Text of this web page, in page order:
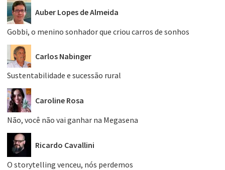
Auber Lopes de Almeida
Gobbi, o menino sonhador que criou carros de sonhos
Carlos Nabinger
Sustentabilidade e sucessão rural
Caroline Rosa
Não, você não vai ganhar na Megasena
Ricardo Cavallini
O storytelling venceu, nós perdemos